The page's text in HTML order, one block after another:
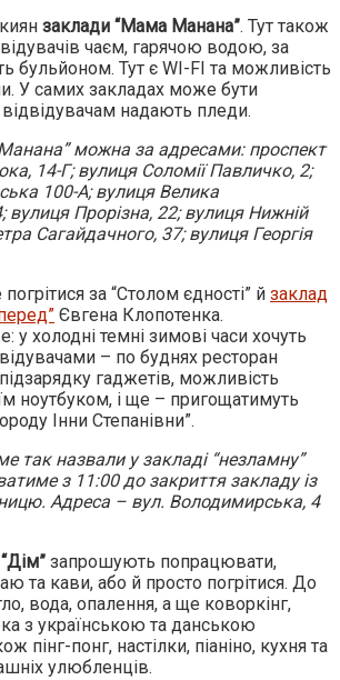
заклади “Мама Манана”. Тут також
чаєм, гарячою водою, за
бульйоном. Тут є WI-FI та можливість
У самих закладах може бути
надають пледи.
можна за адресами: проспект
14-Г; вулиця Соломії Павличко, 2;
100-А; вулиця Велика
вулиця Прорізна, 22; вулиця Нижній
Сагайдачного, 37; вулиця Георгія
за “Столом єдності” й заклад
Євгена Клопотенка.
холодні темні зимові часи хочуть
– по буднях ресторан
гаджетів, можливість
ноутбуком, і ще – пригощатимуть
Інни Степанівни”.
так назвали у закладі “незламну”
з 11:00 до закриття закладу із
Адреса – вул. Володимирська, 4
запрошують попрацювати,
та кави, або й просто погрітися. До
вода, опалення, а ще коворкінг,
з українською та данською
пінг-понг, настілки, піаніно, кухня та
улюбленців.